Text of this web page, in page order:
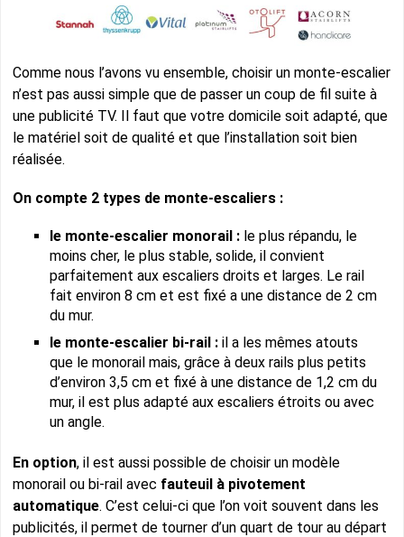
Comme nous l’avons vu ensemble, choisir un monte-escalier
n’est pas aussi simple que de passer un coup de fil suite à
une publicité TV. Il faut que votre domicile soit adapté, que
le matériel soit de qualité et que l’installation soit bien
réalisée.
On compte 2 types de monte-escaliers :
le monte-escalier monorail : le plus répandu, le
moins cher, le plus stable, solide, il convient
parfaitement aux escaliers droits et larges. Le rail
fait environ 8 cm et est fixé a une distance de 2 cm
du mur.
le monte-escalier bi-rail : il a les mêmes atouts
que le monorail mais, grâce à deux rails plus petits
d’environ 3,5 cm et fixé à une distance de 1,2 cm du
mur, il est plus adapté aux escaliers étroits ou avec
un angle.
En option, il est aussi possible de choisir un modèle
monorail ou bi-rail avec fauteuil à pivotement
automatique. C’est celui-ci que l’on voit souvent dans les
publicités, il permet de tourner d’un quart de tour au départ